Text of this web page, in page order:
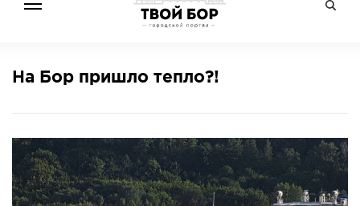
НОВОСТИ
РАБОТА
АФИША
На Бор пришло тепло?!